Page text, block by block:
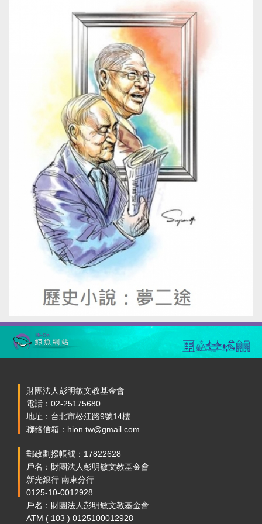
財團法人彭明敏文教基金會
電話：02-25175680
地址：台北市松江路9號14樓
聯絡信箱：hion.tw@gmail.com
郵政劃撥帳號：17822628
戶名：財團法人彭明敏文教基金會
新光銀行 南東分行
0125-10-0012928
戶名：財團法人彭明敏文教基金會
ATM ( 103 ) 0125100012928